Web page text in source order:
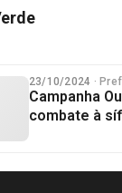
23/10/2024 ·
Campanha
combate à